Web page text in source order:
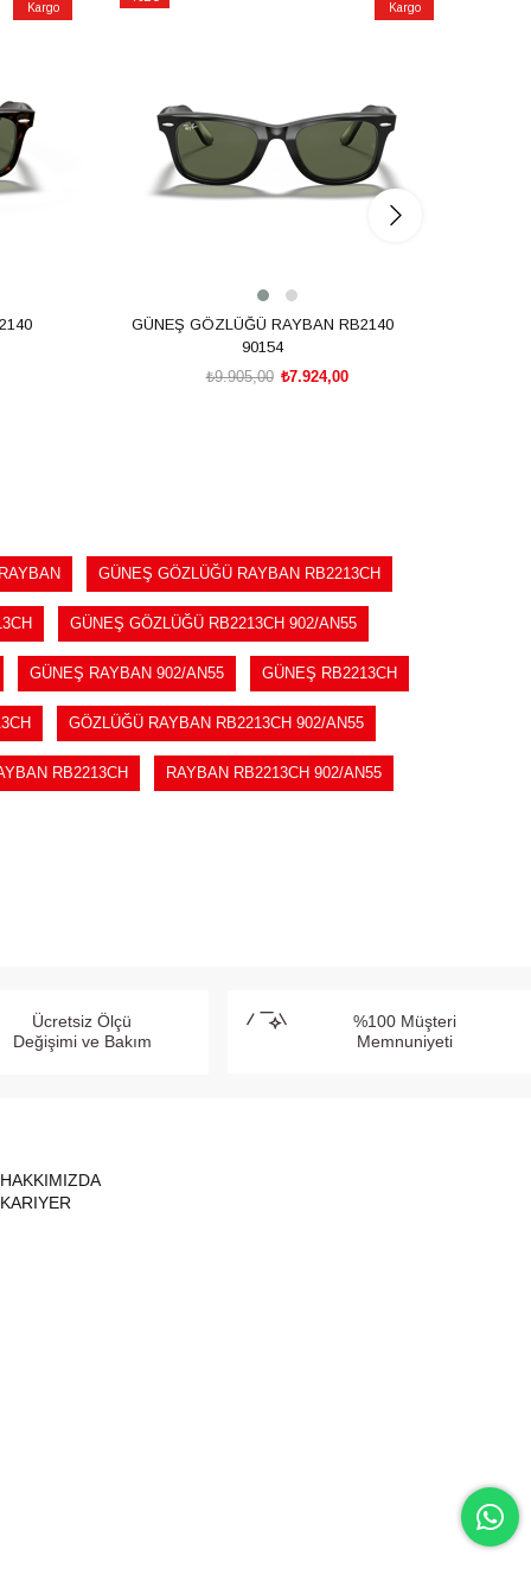
Kargo
Kargo
GÜNEŞ GÖZLÜĞÜ RAYBAN RB2140
90154
₺7.924,00
₺9.905,00
GÜNEŞ GÖZLÜĞÜ RAYBAN RB2213CH
GÜNEŞ GÖZLÜĞÜ RB2213CH 902/AN55
GÜNEŞ RAYBAN 902/AN55 GÜNEŞ RB2213CH
GÖZLÜĞÜ RAYBAN RB2213CH 902/AN55
RB2213CH RAYBAN RB2213CH 902/AN55
Ücretsiz Ölçü
Değişimi ve Bakım
%100 Müşteri
Memnuniyeti
HAKKIMIZDA
KARIYER